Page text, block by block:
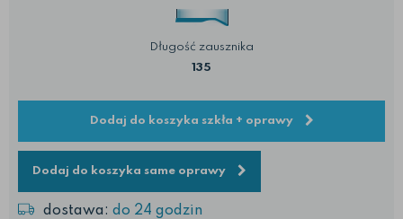
Długość zausznika
135
Dodaj do koszyka szkła + oprawy
Dodaj do koszyka same oprawy
dostawa: do 24 godzin